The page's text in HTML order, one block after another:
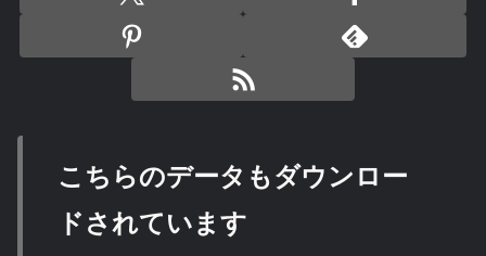
こちらのデータもダウンロー
ドされています